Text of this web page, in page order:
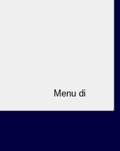
Menu di